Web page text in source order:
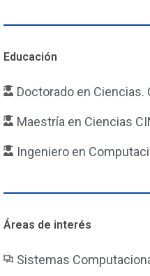
Educación
Doctorado en Ciencias.
Maestría en Ciencias
Ingeniero en
Áreas de interés
Sistemas